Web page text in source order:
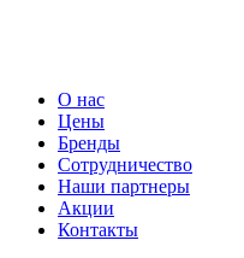
О нас
Цены
Бренды
Сотрудничество
Наши партнеры
Акции
Контакты